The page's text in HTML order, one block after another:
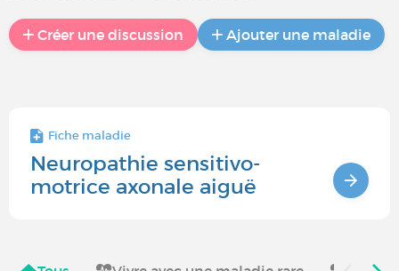
Créer une discussion Ajouter une maladie
Fiche maladie
Neuropathie sensitivo-
motrice axonale aiguë